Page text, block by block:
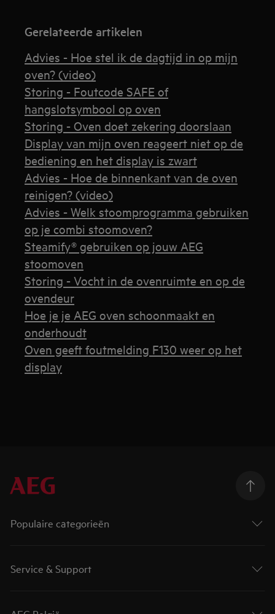
Gerelateerde artikelen
Advies - Hoe stel ik de dagtijd in op mijn
oven? (video)
Storing - Foutcode SAFE of
hangslotsymbool op oven
Storing - Oven doet zekering doorslaan
Display van mijn oven reageert niet op de
bediening en het display is zwart
Advies - Hoe de binnenkant van de oven
reinigen? (video)
Advies - Welk stoomprogramma gebruiken
op je combi stoomoven?
Steamify® gebruiken op jouw AEG
stoomoven
Storing - Vocht in de ovenruimte en op de
ovendeur
Hoe je je AEG oven schoonmaakt en
onderhoudt
Oven geeft foutmelding F130 weer op het
display
Populaire categorieën
Service & Support